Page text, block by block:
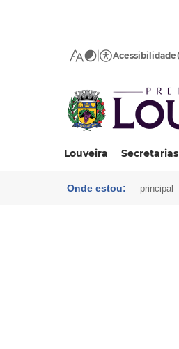
Acessibilidade
Louveira Secretarias
Onde estou: principal